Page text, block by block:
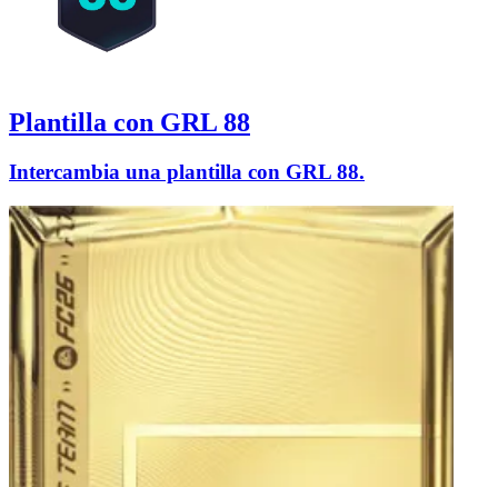
Plantilla con GRL 88
Intercambia una plantilla con GRL 88.